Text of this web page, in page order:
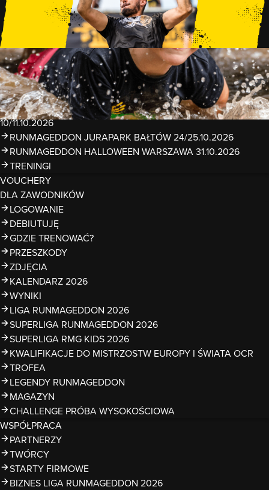
RUNMAGEDDON LUBLIN ZALEW ZEMBORZYCKI
22/23.08.2026
RUNMAGEDDON ERGO ARENA GDAŃSK/SOPOT
12/13.09.2026
RUNMAGEDDON KIDS: DEMO WARSZAWA 24/26.09.2026
RUNMAGEDDON WROCŁAW KOPALNIA ROLANTOWICE
26/27.09.2026
RUNMAGEDDON WARSZAWA TWIERDZA MODLIN
10/11.10.2026
RUNMAGEDDON JURAPARK BAŁTÓW 24/25.10.2026
RUNMAGEDDON HALLOWEEN WARSZAWA 31.10.2026
TRENINGI
VOUCHERY
DLA ZAWODNIKÓW
LOGOWANIE
DEBIUTUJĘ
GDZIE TRENOWAĆ?
PRZESZKODY
ZDJĘCIA
KALENDARZ 2026
WYNIKI
LIGA RUNMAGEDDON 2026
SUPERLIGA RUNMAGEDDON 2026
SUPERLIGA RMG KIDS 2026
KWALIFIKACJE DO MISTRZOSTW EUROPY I ŚWIATA OCR
TROFEA
LEGENDY RUNMAGEDDON
MAGAZYN
CHALLENGE PRÓBA WYSOKOŚCIOWA
WSPÓŁPRACA
PARTNERZY
TWÓRCY
STARTY FIRMOWE
BIZNES LIGA RUNMAGEDDON 2026